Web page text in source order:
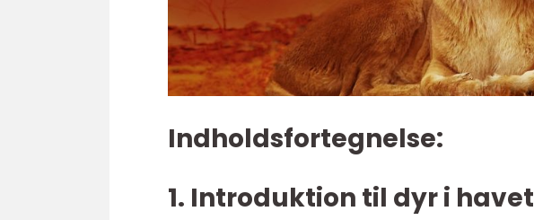
Indholdsfortegnelse:
1. Introduktion til dyr i havet